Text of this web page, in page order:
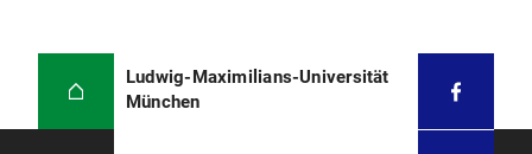
Ludwig-Maximilians-Universität
München